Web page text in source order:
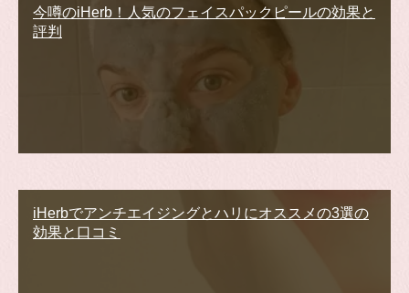
今噂のiHerb！人気のフェイスパックピールの効果と
評判
iHerbでアンチエイジングとハリにオススメの3選の
効果と口コミ